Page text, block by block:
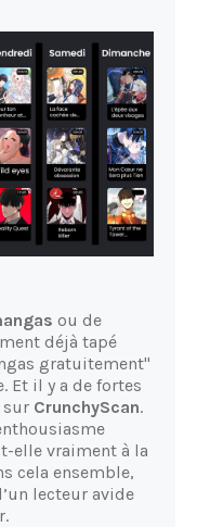
ou de
déjà tapé
gratuitement"
Et il y a de fortes
sur CrunchyScan.
elle vraiment à la
cela ensemble,
lecteur avide